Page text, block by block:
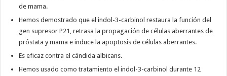
de mama.
Hemos demostrado que el indol-3-carbinol restaura la función del
gen supresor P21, retrasa la propagación de células aberrantes de
próstata y mama e induce la apoptosis de células aberrantes.
Es eficaz contra el cándida albicans.
Hemos usado como tratamiento el indol-3-carbinol durante 12